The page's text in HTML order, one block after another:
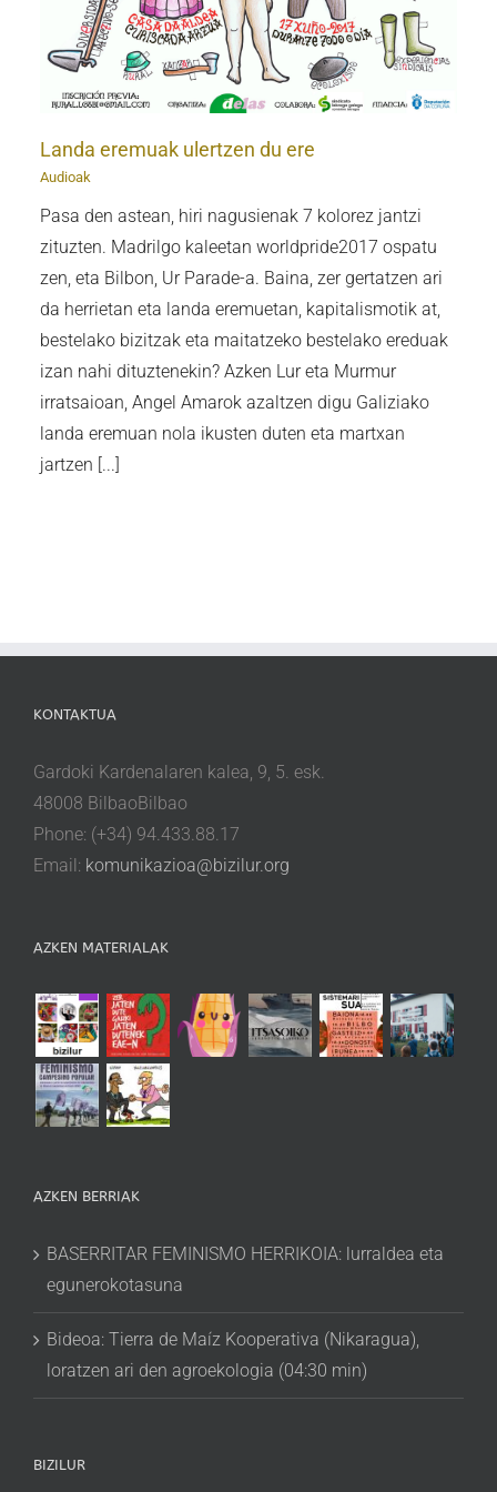
Landa eremuak ulertzen du ere
Audioak
Pasa den astean, hiri nagusienak 7 kolorez jantzi
zituzten. Madrilgo kaleetan worldpride2017 ospatu
zen, eta Bilbon, Ur Parade-a. Baina, zer gertatzen ari
da herrietan eta landa eremuetan, kapitalismotik at,
bestelako bizitzak eta maitatzeko bestelako ereduak
izan nahi dituztenekin? Azken Lur eta Murmur
irratsaioan, Angel Amarok azaltzen digu Galiziako
landa eremuan nola ikusten duten eta martxan
jartzen [...]
KONTAKTUA
Gardoki Kardenalaren kalea, 9, 5. esk.
48008 BilbaoBilbao
Phone: (+34) 94.433.88.17
Email: komunikazioa@bizilur.org
AZKEN MATERIALAK
AZKEN BERRIAK
BASERRITAR FEMINISMO HERRIKOIA: lurraldea eta
egunerokotasuna
Bideoa: Tierra de Maíz Kooperativa (Nikaragua),
loratzen ari den agroekologia (04:30 min)
BIZILUR